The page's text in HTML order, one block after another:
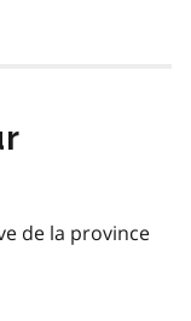
de la province